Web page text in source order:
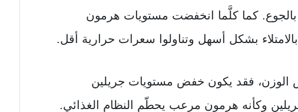
بالجوع. كما كلَّما انخفضت مستويات هرمون
بشكل أسهل وتناولوا سعرات حرارية أقل.
الوزن، فقد يكون خفض مستويات جريلين
وكأنه هرمون مرعب يحطّم النظام الغذائي.